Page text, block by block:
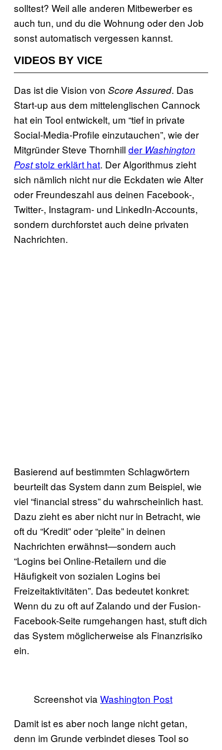
solltest? Weil alle anderen Mitbewerber es
auch tun, und du die Wohnung oder den Job
sonst automatisch vergessen kannst.
VIDEOS BY VICE
Das ist die Vision von Score Assured. Das
Start-up aus dem mittelenglischen Cannock
hat ein Tool entwickelt, um “tief in private
Social-Media-Profile einzutauchen”, wie der
Mitgründer Steve Thornhill der Washington
Poststolz erklärt hat. Der Algorithmus zieht
sich nämlich nicht nur die Eckdaten wie Alter
oder Freundeszahl aus deinen Facebook-,
Twitter-, Instagram- und LinkedIn-Accounts,
sondern durchforstet auch deine privaten
Nachrichten.
Basierend auf bestimmten Schlagwörtern
beurteilt das System dann zum Beispiel, wie
viel “financial stress” du wahrscheinlich hast.
Dazu zieht es aber nicht nur in Betracht, wie
oft du “Kredit” oder “pleite” in deinen
Nachrichten erwähnst—sondern auch
“Logins bei Online-Retailern und die
Häufigkeit von sozialen Logins bei
Freizeitaktivitäten”. Das bedeutet konkret:
Wenn du zu oft auf Zalando und der Fusion-
Facebook-Seite rumgehangen hast, stuft dich
das System möglicherweise als Finanzrisiko
ein.
Screenshot via Washington Post
Damit ist es aber noch lange nicht getan,
denn im Grunde verbindet dieses Tool so